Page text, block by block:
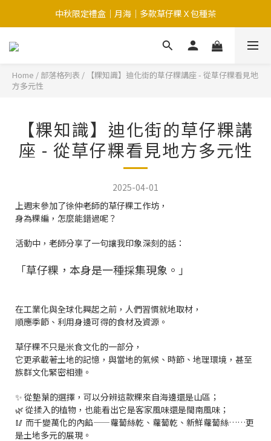
中秋限定-福滿糕 〔預購中〕8/12開始出貨
中秋限定禮盒｜月海｜多款草仔粿Ｘ包種茶
中秋限定-福滿糕 〔預購中〕8/12開始出貨
Home / 部落格列表 /
【粿知識】迪化街的草仔粿講座 - 從草仔粿看見地
方多元性
【粿知識】迪化街的草仔粿講
座 - 從草仔粿看見地方多元性
2025-04-01
上週末參加了徐仲老師的草仔粿工作坊，
身為粿編，怎麼能錯過呢？
活動中，老師分享了一句讓我印象深刻的話：
「草仔粿，本身是一種採集現象。」
在工業化與全球化興起之前，人們習慣就地取材，
順應季節、利用身邊可得的食材及資源。
草仔粿不只是米食文化的一部分，
它更承載著土地的記憶，與當地的氣候、時節、地理環境，甚至
族群文化緊密相連。
✨ 從墊葉的選擇，可以分辨這款粿來自海邊還是山區；
🌿 從揉入的植物，也能看出它是客家風味還是閩南風味；
🥢 而千變萬化的內餡——蘿蔔絲乾、蘿蔔乾、新鮮蘿蔔絲……更
是土地多元的展現。